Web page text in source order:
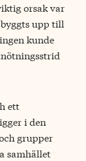
orsak var
upp till
kunde
ett
i den
grupper
samhället